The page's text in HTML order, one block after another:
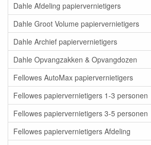
Dahle Afdeling papiervernietigers
Dahle Groot Volume papiervernietigers
Dahle Archief papiervernietigers
Dahle Opvangzakken & Opvangdozen
Fellowes AutoMax papiervernietigers
Fellowes papiervernietigers 1-3 personen
Fellowes papiervernietigers 3-5 personen
Fellowes papiervernietigers Afdeling